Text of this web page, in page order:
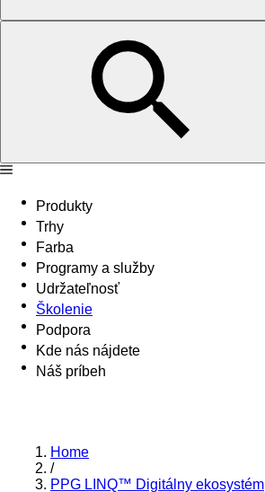
Produkty
Trhy
Farba
Programy a služby
Udržateľnosť
Školenie
Podpora
Kde nás nájdete
Náš príbeh
Home
/
PPG LINQ™ Digitálny ekosystém